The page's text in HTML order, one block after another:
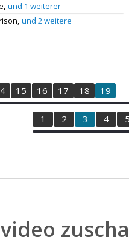
und 1 weiterer
und 2 weitere
15 16 17 18 19
1 2 3 4 5